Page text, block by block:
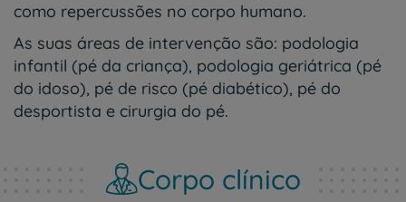
como repercussões no corpo humano.
As suas áreas de intervenção são: podologia
infantil (pé da criança), podologia geriátrica (pé
do idoso), pé de risco (pé diabético), pé do
desportista e cirurgia do pé.
Corpo clínico